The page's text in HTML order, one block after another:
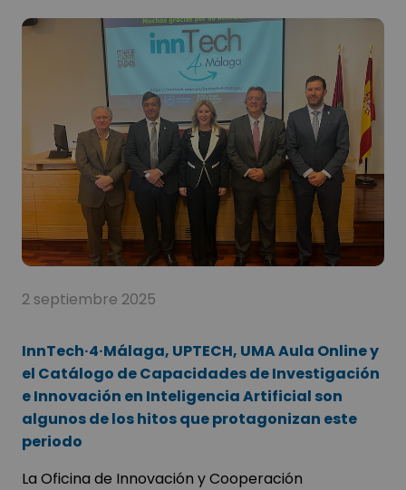
2 septiembre 2025
InnTech·4·Málaga, UPTECH, UMA Aula Online y
el Catálogo de Capacidades de Investigación
e Innovación en Inteligencia Artificial son
algunos de los hitos que protagonizan este
periodo
La Oficina de Innovación y Cooperación